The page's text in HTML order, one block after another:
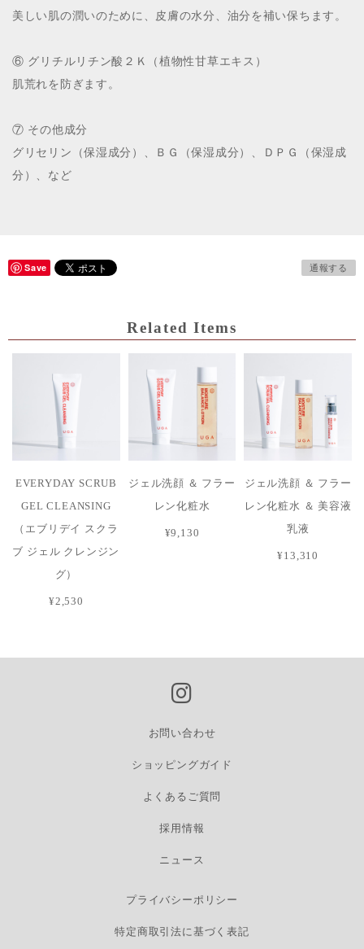
美しい肌の潤いのために、皮膚の水分、油分を補い保ちます。
⑥ グリチルリチン酸２Ｋ（植物性甘草エキス）
肌荒れを防ぎます。
⑦ その他成分
グリセリン（保湿成分）、ＢＧ（保湿成分）、ＤＰＧ（保湿成
分）、など
Save 通報する
Related Items
EVERYDAY SCRUB
GEL CLEANSING
（エブリデイ スクラ
ブ ジェル クレンジン
グ）
¥2,530
ジェル洗顔 ＆ フラー
レン化粧水
¥9,130
ジェル洗顔 ＆ フラー
レン化粧水 ＆ 美容液
乳液
¥13,310
お問い合わせ
ショッピングガイド
よくあるご質問
採用情報
ニュース
プライバシーポリシー
特定商取引法に基づく表記